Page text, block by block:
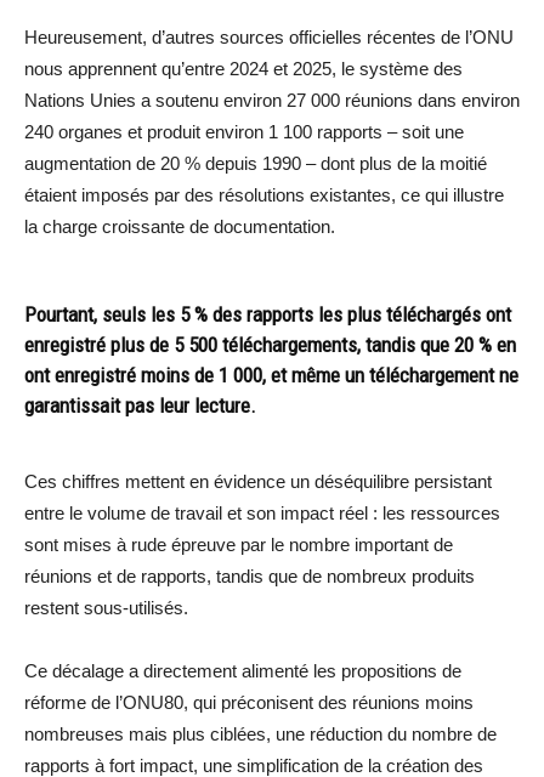
Heureusement, d’autres sources officielles récentes de l’ONU
nous apprennent qu’entre 2024 et 2025, le système des
Nations Unies a soutenu environ 27 000 réunions dans environ
240 organes et produit environ 1 100 rapports – soit une
augmentation de 20 % depuis 1990 – dont plus de la moitié
étaient imposés par des résolutions existantes, ce qui illustre
la charge croissante de documentation.
Pourtant, seuls les 5 % des rapports les plus téléchargés ont
enregistré plus de 5 500 téléchargements, tandis que 20 % en
ont enregistré moins de 1 000, et même un téléchargement ne
garantissait pas leur lecture.
Ces chiffres mettent en évidence un déséquilibre persistant
entre le volume de travail et son impact réel : les ressources
sont mises à rude épreuve par le nombre important de
réunions et de rapports, tandis que de nombreux produits
restent sous-utilisés.
Ce décalage a directement alimenté les propositions de
réforme de l’ONU80, qui préconisent des réunions moins
nombreuses mais plus ciblées, une réduction du nombre de
rapports à fort impact, une simplification de la création des